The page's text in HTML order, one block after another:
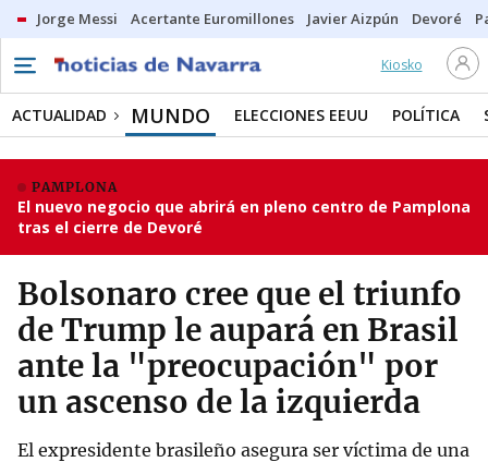
Jorge Messi Acertante Euromillones Javier Aizpún Devoré
Kiosko
ACTUALIDAD MUNDO ELECCIONES EEUU POLÍTICA
PAMPLONA
El nuevo negocio que abrirá en pleno centro de Pamplona
tras el cierre de Devoré
Bolsonaro cree que el triunfo
de Trump le aupará en Brasil
ante la "preocupación" por
un ascenso de la izquierda
El expresidente brasileño asegura ser víctima de una